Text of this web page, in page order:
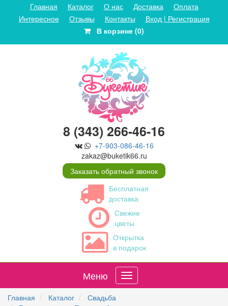
Главная Каталог О нас Доставка
Оплата
Интересное
Отзывы Контакты
Вход | Регистрация
В корзине (0)
8 (343) 266-46-16
+7-903-086-46-16
zakaz@buketik66.ru
Заказать обратный звонок
Бесплатная
доставка
Свежие
цветы
Открытка
в подарок
Меню
Главная Каталог
Свадьба